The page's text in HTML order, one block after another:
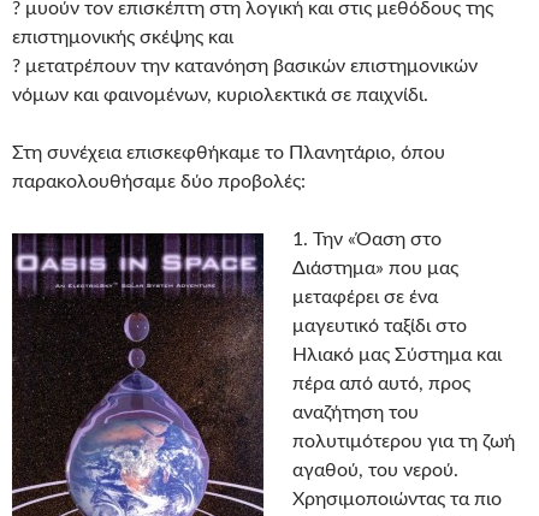
? μυούν τον επισκέπτη στη λογική και στις μεθόδους της
επιστημονικής σκέψης και
? μετατρέπουν την κατανόηση βασικών επιστημονικών
νόμων και φαινομένων, κυριολεκτικά σε παιχνίδι.
Στη συνέχεια επισκεφθήκαμε το Πλανητάριο, όπου
παρακολουθήσαμε δύο προβολές:
1. Την «Όαση στο
Διάστημα» που μας
μεταφέρει σε ένα
μαγευτικό ταξίδι στο
Ηλιακό μας Σύστημα και
πέρα από αυτό, προς
αναζήτηση του
πολυτιμότερου για τη ζωή
αγαθού, του νερού.
Χρησιμοποιώντας τα πιο